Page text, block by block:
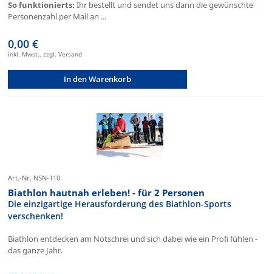
So funktionierts: Ihr bestellt und sendet uns dann die gewünschte
Personenzahl per Mail an ...
0,00 €
inkl. Mwst., zzgl. Versand
In den Warenkorb
Art.-Nr. NSN-110
Biathlon hautnah erleben! - für 2 Personen
Die einzigartige Herausforderung des Biathlon-Sports
verschenken!
Biathlon entdecken am Notschrei und sich dabei wie ein Profi fühlen -
das ganze Jahr.